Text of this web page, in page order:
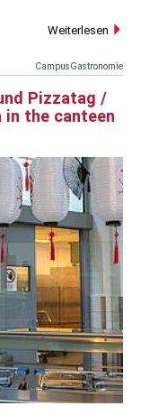
Weiterlesen
CampusGastronomie
Pizzatag /
the canteen